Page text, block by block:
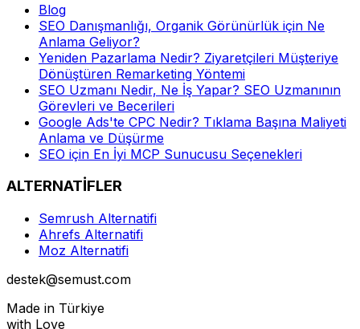
Blog
SEO Danışmanlığı, Organik Görünürlük için Ne
Anlama Geliyor?
Yeniden Pazarlama Nedir? Ziyaretçileri Müşteriye
Dönüştüren Remarketing Yöntemi
SEO Uzmanı Nedir, Ne İş Yapar? SEO Uzmanının
Görevleri ve Becerileri
Google Ads'te CPC Nedir? Tıklama Başına Maliyeti
Anlama ve Düşürme
SEO için En İyi MCP Sunucusu Seçenekleri
ALTERNATİFLER
Semrush Alternatifi
Ahrefs Alternatifi
Moz Alternatifi
destek@semust.com
Made in Türkiye
with Love